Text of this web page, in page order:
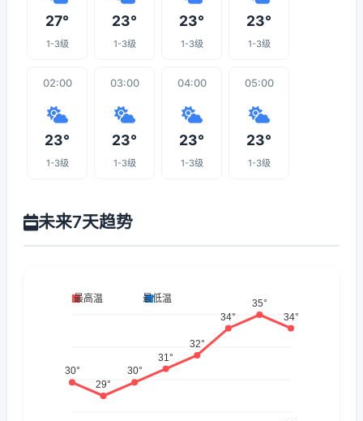
27°
1-3级
23°
1-3级
23°
1-3级
23°
1-3级
02:00
23°
1-3级
03:00
23°
1-3级
04:00
23°
1-3级
05:00
23°
1-3级
未来7天趋势